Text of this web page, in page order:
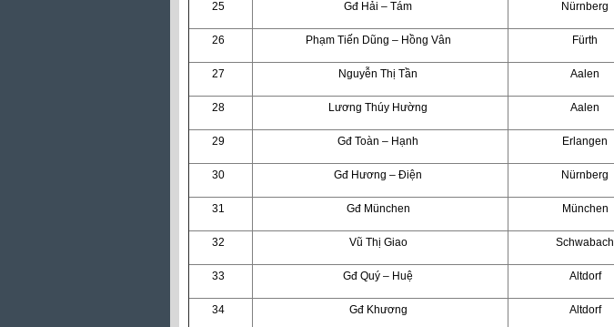
25 Gđ Hải – Tám Nürnberg
26 Phạm Tiến Dũng – Hồng Vân Fürth
27 Nguyễn Thị Tần Aalen
28 Lương Thúy Hường Aalen
29 Gđ Toàn – Hạnh Erlangen
30 Gđ Hương – Điện Nürnberg
31 Gđ München München
32 Vũ Thị Giao Schwabach
33 Gđ Quý – Huệ Altdorf
34 Gđ Khương Altdorf